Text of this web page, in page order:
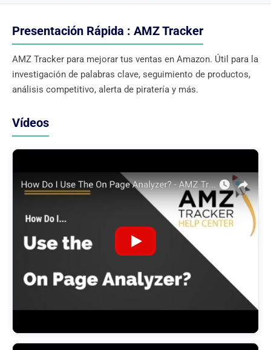
Presentación Rápida : AMZ Tracker
AMZ Tracker para mejorar tus ventas en Amazon. Útil para la
investigación de palabras clave, seguimiento de productos,
análisis competitivo, alerta de piratería y más.
Vídeos